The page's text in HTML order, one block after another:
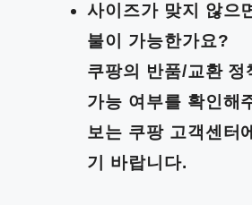
사이즈가 맞지 않으
불이 가능한가요?
쿠팡의 반품/교환 정
가능 여부를 확인해
보는 쿠팡 고객센터
기 바랍니다.